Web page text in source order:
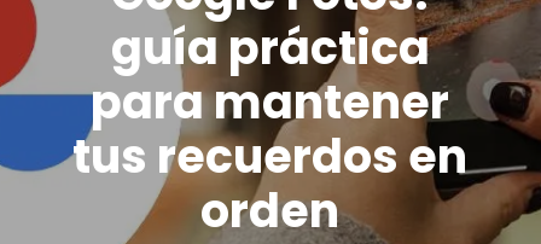
guía práctica
para mantener
tus recuerdos en
orden